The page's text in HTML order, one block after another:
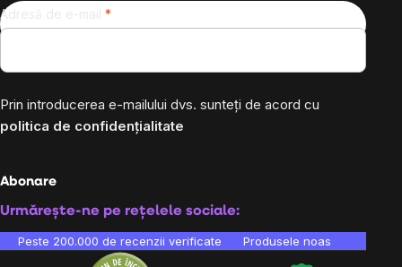
Adresă de e-mail
Prin introducerea e-mailului dvs. sunteți de acord cu
politica de confidențialitate
Abonare
Urmărește-ne pe rețelele sociale:
Peste 200.000 de recenzii verificate Produsele noastre sunt